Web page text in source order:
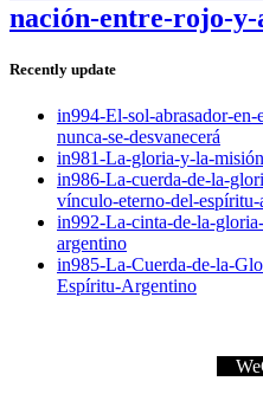
nación-entre-rojo-y-
Recently update
in994-El-sol-abrasador-
nunca-se-desvanecerá
in981-La-gloria-y-la-
in986-La-cuerda-de-la-
vínculo-eterno-del-espíritu-
in992-La-cinta-de-la-
argentino
in985-La-Cuerda-de-la-
Espíritu-Argentino